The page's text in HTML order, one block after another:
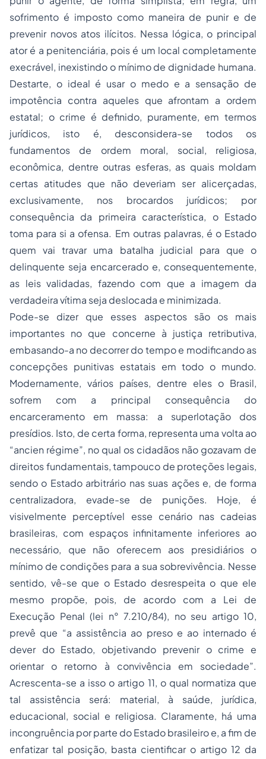
sofrimento é imposto como maneira de punir e de
prevenir novos atos ilícitos. Nessa lógica, o principal
ator é a penitenciária, pois é um local completamente
execrável, inexistindo o mínimo de dignidade humana.
Destarte, o ideal é usar o medo e a sensação de
impotência contra aqueles que afrontam a ordem
estatal; o crime é definido, puramente, em termos
jurídicos, isto é, desconsidera-se todos os
fundamentos de ordem moral, social, religiosa,
econômica, dentre outras esferas, as quais moldam
certas atitudes que não deveriam ser alicerçadas,
exclusivamente, nos brocardos jurídicos; por
consequência da primeira característica, o Estado
toma para si a ofensa. Em outras palavras, é o Estado
quem vai travar uma batalha judicial para que o
delinquente seja encarcerado e, consequentemente,
as leis validadas, fazendo com que a imagem da
verdadeira vítima seja deslocada e minimizada.
Pode-se dizer que esses aspectos são os mais
importantes no que concerne à justiça retributiva,
embasando-a no decorrer do tempo e modificando as
concepções punitivas estatais em todo o mundo.
Modernamente, vários países, dentre eles o Brasil,
sofrem com a principal consequência do
encarceramento em massa: a superlotação dos
presídios. Isto, de certa forma, representa uma volta ao
“ancien régime”, no qual os cidadãos não gozavam de
direitos fundamentais, tampouco de proteções legais,
sendo o Estado arbitrário nas suas ações e, de forma
centralizadora, evade-se de punições. Hoje, é
visivelmente perceptível esse cenário nas cadeias
brasileiras, com espaços infinitamente inferiores ao
necessário, que não oferecem aos presidiários o
mínimo de condições para a sua sobrevivência. Nesse
sentido, vê-se que o Estado desrespeita o que ele
mesmo propõe, pois, de acordo com a Lei de
Execução Penal (lei n° 7.210/84), no seu artigo 10,
prevê que “a assistência ao preso e ao internado é
dever do Estado, objetivando prevenir o crime e
orientar o retorno à convivência em sociedade”.
Acrescenta-se a isso o artigo 11, o qual normatiza que
tal assistência será: material, à saúde, jurídica,
educacional, social e religiosa. Claramente, há uma
incongruência por parte do Estado brasileiro e, a fim de
enfatizar tal posição, basta cientificar o artigo 12 da